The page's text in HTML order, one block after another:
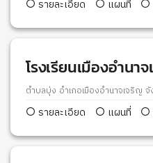
รายละเอียด แผนที่
โรงเรียนเมืองอำนา
ตำบลบุ่ง อำเภอเมืองอำนาจเจริญ
รายละเอียด แผนที่